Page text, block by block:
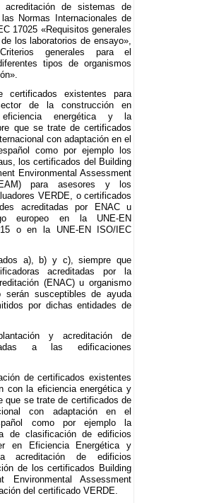
de sistemas de
Normas Internacionales de
17025 «Requisitos generales
los laboratorios de ensayo»,
generales para el
tipos de organismos
certificados existentes para
de la construcción en
energética y la
que se trate de certificados
con adaptación en el
como por ejemplo los
los certificados del Building
Environmental Assessment
para asesores y los
VERDE, o certificados
acreditadas por ENAC u
europeo en la UNE-EN
o en la UNE-EN ISO/IEC
a), b) y c), siempre que
acreditadas por la
(ENAC) u organismo
serán susceptibles de ayuda
por dichas entidades de
y acreditación de
a las edificaciones
de certificados existentes
con la eficiencia energética y
que se trate de certificados de
con adaptación en el
como por ejemplo la
de clasificación de edificios
en Eficiencia Energética y
acreditación de edificios
de los certificados Building
Environmental Assessment
del certificado VERDE.